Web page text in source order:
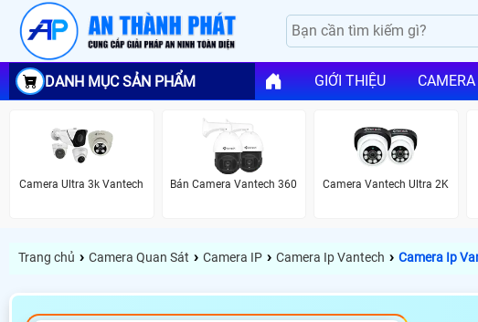
DANH MỤC SẢN PHẨM GIỚI THIỆU
Camera Ultra 3k Vantech Bán Camera Vantech 360 Camera Vantech Ultra 2K
Trang chủ › Camera Quan Sát › Camera IP › Camera Ip Vantech › Camera Ip